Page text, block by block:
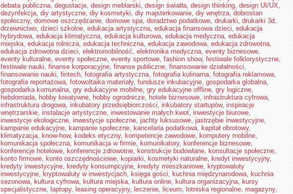
debata publiczna, degustacje, design meblarski, design światła, design thinking, design UI/UX,
dezynfekcja, diy artystyczne, diy kosmetyki, diy majsterkowanie, diy wnętrza, dobrostan
społeczny, domowe oszczędzanie, domowe spa, doradztwo podatkowe, drukarki, drukarki 3d,
drzewnictwo, dzieci szkolne, edukacja artystyczna, edukacja finansowa dzieci, edukacja
hybrydowa, edukacja klimatyczna, edukacja kulturowa, edukacja medyczna, edukacja
miejska, edukacja rolnicza, edukacja techniczna, edukacja zawodowa, edukacja zdrowotna,
edukacja zdrowotna dzieci, elektromobilność, elektronika medyczna, eventy biznesowe,
eventy kulturalne, eventy społeczne, eventy sportowe, fashion show, festiwale folklorystyczne,
festiwale nauki, finanse korporacyjne, finanse publiczne, finansowanie działalności,
finansowanie nauki, fintech, fotografia artystyczna, fotografia kulinarna, fotografia reklamowa,
fotografia reportażowa, fotowoltaika materiały, fundusze inkubacyjne, gospodarka globalna,
gospodarka komunalna, gry edukacyjne mobilne, gry edukacyjne offline, gry logiczne,
hebdomada, hobby kreatywne, hobby ogrodnicze, hotele biznesowe, infrastruktura cyfrowa,
infrastruktura drogowa, inkubatory przedsiębiorczości, inkubatory startupów, inspiracje
wnętrzarskie, instalacje artystyczne, inwestowanie małych kwot, inwestycje biurowe,
inwestycje ekologiczne, inwestycje społeczne, jachty luksusowe, jastrzębie inwestycyjne,
kampanie edukacyjne, kampanie społeczne, kancelaria podatkowa, kapitał obrotowy,
klimatyzacja, know-how, kodeks etyczny, kompetencje zawodowe, komputery mobilne,
komunikacja społeczna, komunikacja w firmie, komunikatory, konferencje biznesowe,
konferencje hotelowe, konferencje zdrowotne, konstrukcje budowlane, konsultacje społeczne,
konto firmowe, konto oszczędnościowe, kopiarki, kosmetyki naturalne, kredyt inwestycyjny,
kredyty inwestycyjne, kredyty konsumpcyjne, kredyty mieszkaniowe, kryptowaluty
inwestycyjne, kryptowaluty w inwestycjach, księga gości, kuchnia międzynarodowa, kuchnia
sezonowa, kultura cyfrowa, kultura miejska, kultura online, kultura organizacyjna, kursy
specjalistyczne, laptopy, leasing operacyjny, leczenie, liceum, lotniska regionalne, magazyny,